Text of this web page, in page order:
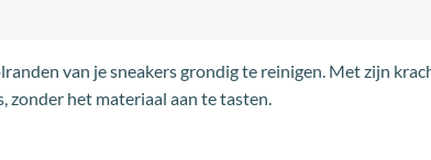
van je sneakers grondig te reinigen. Met zijn
zonder het materiaal aan te tasten.